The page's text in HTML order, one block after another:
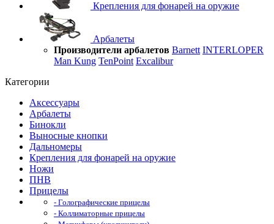
Крепления для фонарей на оружие
Арбалеты
Производители арбалетов Barnett INTERLOPER
Man Kung TenPoint Excalibur
Категории
Аксессуары
Арбалеты
Бинокли
Выносные кнопки
Дальномеры
Крепления для фонарей на оружие
Ножи
ПНВ
Прицелы
- Голографические прицелы
- Коллиматорные прицелы